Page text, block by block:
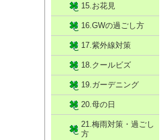
15.お花見
16.GWの過ごし方
17.紫外線対策
18.クールビズ
19.ガーデニング
20.母の日
21.梅雨対策・過ごし
方